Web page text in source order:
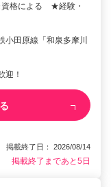
格による ★経験・
田原線「和泉多摩川
迎！
載終了日： 2026/08/14
掲載終了まであと5日